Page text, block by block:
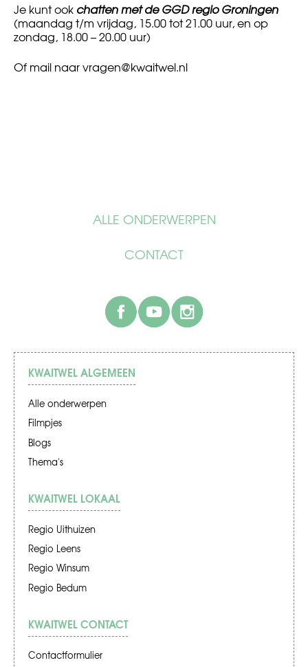
ALLE ONDERWERPEN
CONTACT
facebook
Je kunt ook chatten met de GGD regio Groningen
(maandag t/m vrijdag, 15.00 tot 21.00 uur, en op
zondag, 18.00 – 20.00 uur)
Of mail naarvragen@kwaitwel.nl
KWAITWEL ALGEMEEN
Alle onderwerpen
Filmpjes
Blogs
Thema's
KWAITWEL LOKAAL
Regio Uithuizen
Regio Leens
Regio Winsum
Regio Bedum
KWAITWEL CONTACT
Contactformulier